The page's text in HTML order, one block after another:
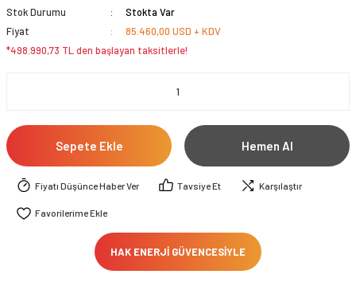
Stok Durumu
Stokta Var
Fiyat
85.460,00 USD + KDV
*498.990,73 TL den başlayan taksitlerle!
Sepete Ekle Hemen Al
Fiyatı Düşünce Haber Ver Tavsiye Et Karşılaştır
HAK ENERJİ GÜVENCESİYLE